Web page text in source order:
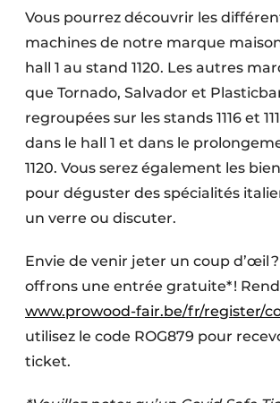
Vous pourrez découvrir les
machines de notre marque
hall 1 au stand 1120. Les autres
que Tornado, Salvador et
regroupées sur les stands 1116 et
dans le hall 1 et dans le
1120. Vous serez également les
pour déguster des spécialités
un verre ou discuter.
Envie de venir jeter un coup d’œil
offrons une entrée gratuite* !
www.prowood-fair.be/fr/register/
utilisez le code ROG879 pour
ticket.